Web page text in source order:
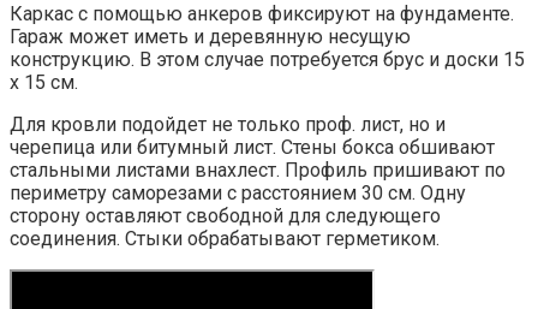
Каркас с помощью анкеров фиксируют на фундаменте.
Гараж может иметь и деревянную несущую
конструкцию. В этом случае потребуется брус и доски 15
х 15 см.
Для кровли подойдет не только проф. лист, но и
черепица или битумный лист. Стены бокса обшивают
стальными листами внахлест. Профиль пришивают по
периметру саморезами с расстоянием 30 см. Одну
сторону оставляют свободной для следующего
соединения. Стыки обрабатывают герметиком.